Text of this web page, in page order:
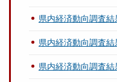
県内経済動向調査結
県内経済動向調査結
県内経済動向調査結